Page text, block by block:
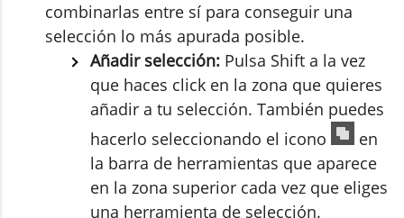
combinarlas entre sí para conseguir una
selección lo más apurada posible.
Añadir selección: Pulsa Shift a la vez
que haces click en la zona que quieres
añadir a tu selección. También puedes
hacerlo seleccionando el icono
en
la barra de herramientas que aparece
en la zona superior cada vez que eliges
una herramienta de selección.